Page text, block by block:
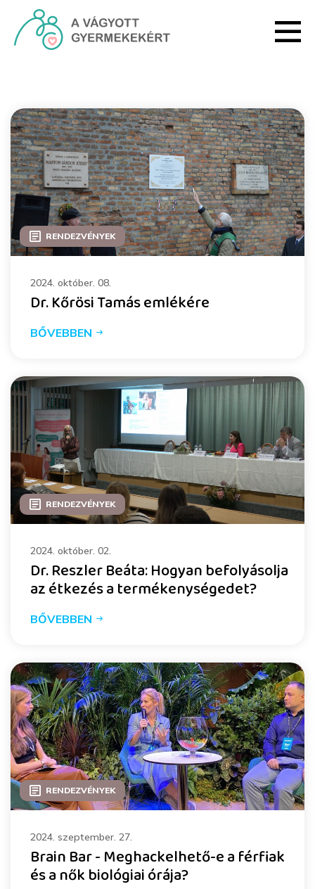
Ugrás a fő tartalomhoz
RENDEZVÉNYEK
2024. október. 08.
Dr. Kőrösi Tamás emlékére
BŐVEBBEN
RENDEZVÉNYEK
2024. október. 02.
Dr. Reszler Beáta: Hogyan befolyásolja
az étkezés a termékenységedet?
BŐVEBBEN
RENDEZVÉNYEK
2024. szeptember. 27.
Brain Bar - Meghackelhető-e a férfiak
és a nők biológiai órája?